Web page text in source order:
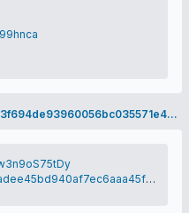
c6c59a58c1efe9e839f46c102b9083d3f694de93960056bc035571e4df0c4889